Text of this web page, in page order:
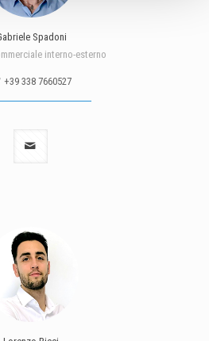
Spadoni
interno-esterno
+39 338 7660527